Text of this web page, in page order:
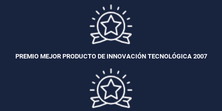
PREMIO MEJOR PRODUCTO DE INNOVACIÓN TECNOLÓGICA 2007